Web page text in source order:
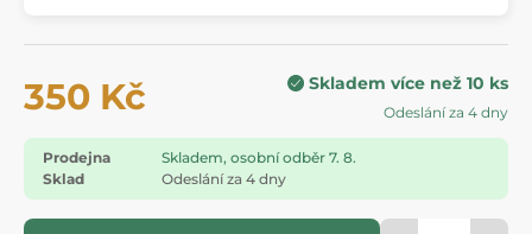
350 Kč Skladem více než 10 ks
Odeslání za 4 dny
Prodejna
Skladem, osobní odběr 7. 8.
Sklad
Odeslání za 4 dny